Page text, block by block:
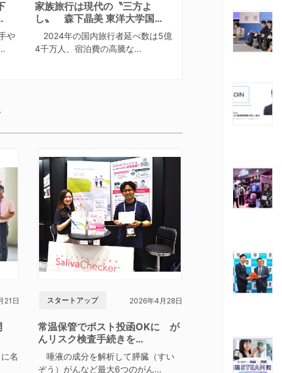
や
家族旅行は現代の〝三方よ
し〟 森下晶美 東洋大学国…
2024年の国内旅行者延べ数は5億
4千万人、宿泊費の高騰な…
21日
名
スタートアップ 2026年4月28日
常温保管でポスト投函OKに が
んリスク検査手続きを…
唾液の成分を解析して膵臓（すい
ぞう）がんなど最大6つのがん…